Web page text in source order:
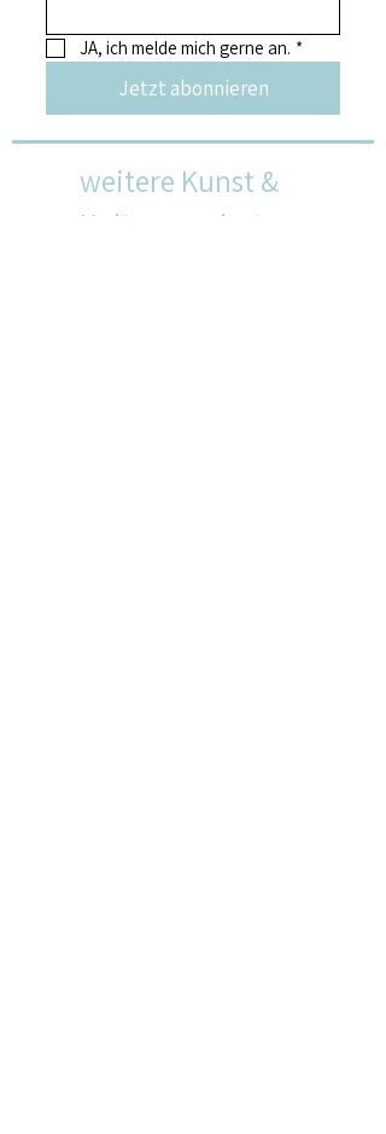
JA, ich melde mich gerne an. *
Jetzt abonnieren
weitere Kunst &
Kulturangebote